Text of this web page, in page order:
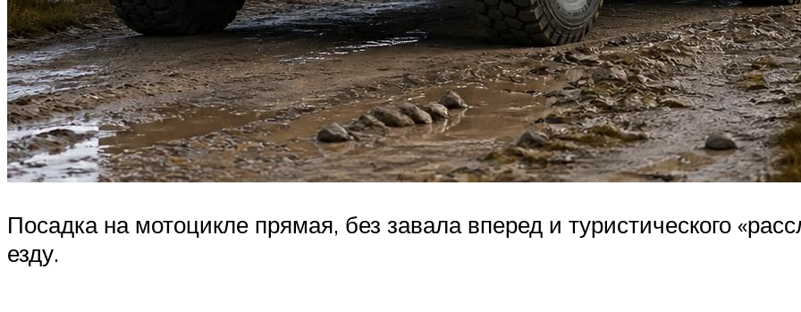
Посадка на мотоцикле прямая, без завала вперед и туристического
езду.